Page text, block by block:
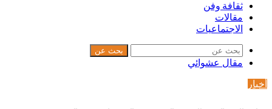
ثقافة وفن
مقالات
الاجتماعيات
بحث عن
مقال عشوائي
أخبار